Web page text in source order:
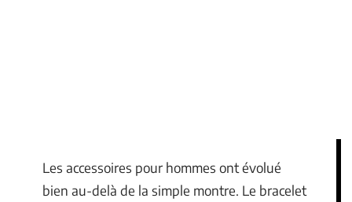
Les accessoires pour hommes ont évolué
bien au-delà de la simple montre. Le bracelet